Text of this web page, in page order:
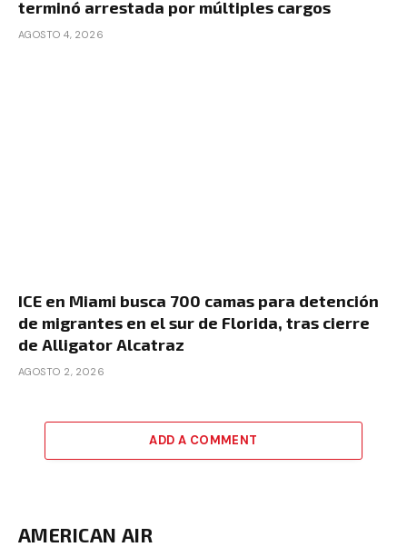
terminó arrestada por múltiples cargos
AGOSTO 4, 2026
ICE en Miami busca 700 camas para detención
de migrantes en el sur de Florida, tras cierre
de Alligator Alcatraz
AGOSTO 2, 2026
ADD A COMMENT
AMERICAN AIR